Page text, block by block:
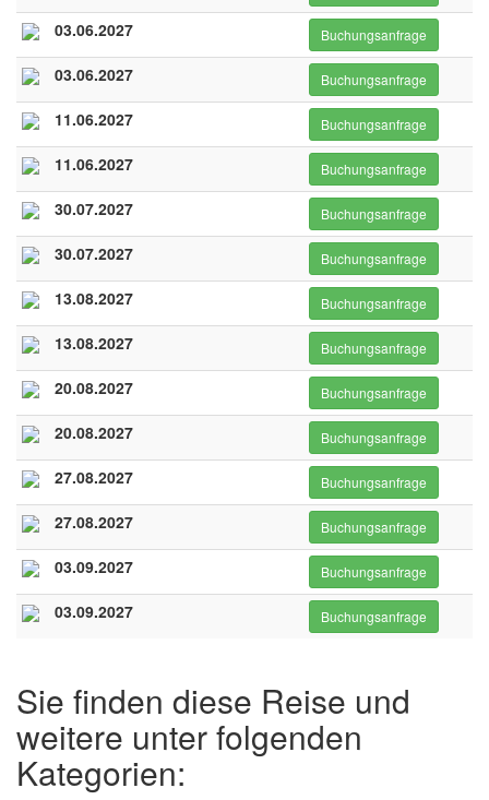
03.06.2027 Buchungsanfrage
03.06.2027 Buchungsanfrage
11.06.2027 Buchungsanfrage
11.06.2027 Buchungsanfrage
30.07.2027 Buchungsanfrage
30.07.2027 Buchungsanfrage
13.08.2027 Buchungsanfrage
13.08.2027 Buchungsanfrage
20.08.2027 Buchungsanfrage
20.08.2027 Buchungsanfrage
27.08.2027 Buchungsanfrage
27.08.2027 Buchungsanfrage
03.09.2027 Buchungsanfrage
03.09.2027 Buchungsanfrage
Sie finden diese Reise und
weitere unter folgenden
Kategorien: